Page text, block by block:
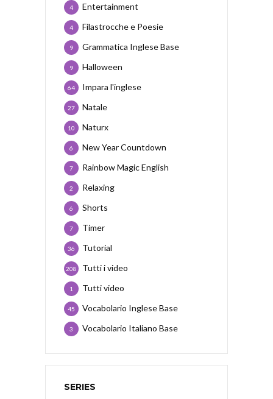
Entertainment
4
Filastrocche e Poesie
4
Grammatica Inglese Base
9
Halloween
9
Impara l'inglese
64
Natale
27
Naturx
10
New Year Countdown
6
Rainbow Magic English
7
Relaxing
2
Shorts
6
Timer
7
Tutorial
36
Tutti i video
208
Tutti video
1
Vocabolario Inglese Base
45
Vocabolario Italiano Base
3
SERIES